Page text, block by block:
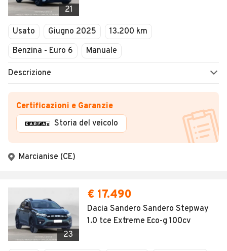
21
Usato Giugno 2025
13.200 km
Benzina - Euro 6
Manuale
Descrizione
Certificazioni e Garanzie
Storia del veicolo
Marcianise (CE)
23
€ 17.490
Dacia Sandero Sandero Stepway
1.0 tce Extreme Eco-g 100cv